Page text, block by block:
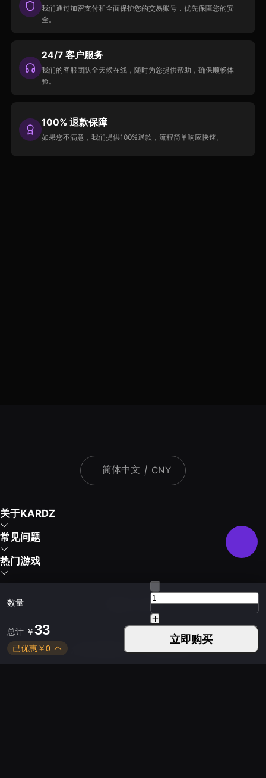
我们通过加密支付和全面保护您的交易账号，优先保障您的安
全。
24/7 客户服务
我们的客服团队全天候在线，随时为您提供帮助，确保顺畅体
验。
100% 退款保障
如果您不满意，我们提供100%退款，流程简单响应快速。
数量
总计 ￥33
已优惠￥0
立即购买
简体中文 | CNY
关于KARDZ
常见问题
热门游戏
下载Kardz应用
您可以通过以下方式联系我们